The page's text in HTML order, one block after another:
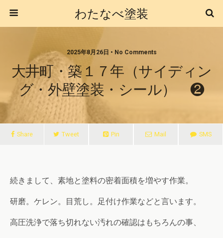
わたなべ塗装
2025年8月26日 • No Comments
大井町・築１７年（サイディン
グ・外壁塗装・シール） ❷
Share Tweet Pin Mail SMS
続きまして、素地と塗料の密着面積を増やす作業。
研磨。ケレン。目荒し。足付け作業などと言います。
高圧洗浄で落ち切れない汚れの確認はもちろんの事、